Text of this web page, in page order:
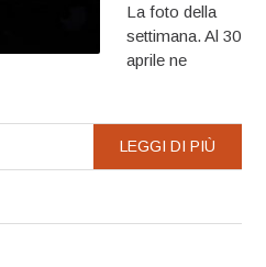
La foto della
settimana. Al 30
aprile ne
LEGGI DI PIÙ